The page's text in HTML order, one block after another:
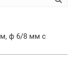
м, ф 6/8 мм c